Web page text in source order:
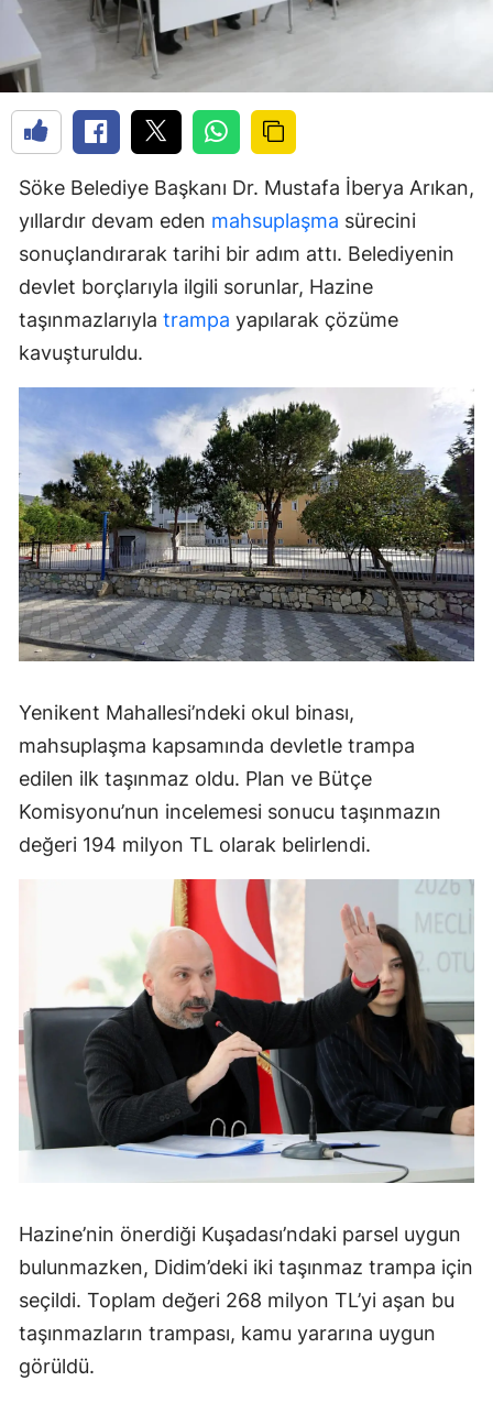
Söke Belediye Başkanı Dr. Mustafa İberya Arıkan,
yıllardır devam eden mahsuplaşma sürecini
sonuçlandırarak tarihi bir adım attı. Belediyenin
devlet borçlarıyla ilgili sorunlar, Hazine
taşınmazlarıyla trampa yapılarak çözüme
kavuşturuldu.
Yenikent Mahallesi’ndeki okul binası,
mahsuplaşma kapsamında devletle trampa
edilen ilk taşınmaz oldu. Plan ve Bütçe
Komisyonu’nun incelemesi sonucu taşınmazın
değeri 194 milyon TL olarak belirlendi.
Hazine’nin önerdiği Kuşadası’ndaki parsel uygun
bulunmazken, Didim’deki iki taşınmaz trampa için
seçildi. Toplam değeri 268 milyon TL’yi aşan bu
taşınmazların trampası, kamu yararına uygun
görüldü.